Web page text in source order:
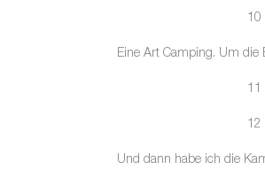
10
Eine Art Camping. Um die
11
12
Und dann habe ich die